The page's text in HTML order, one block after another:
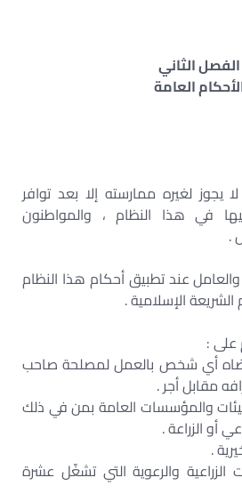
الفصل الثاني
العامة
لغيره ممارسته إلا بعد توافر
في هذا النظام ، والمواطنون
.
عند تطبيق أحكام هذا النظام
الإسلامية .
على :
أي شخص بالعمل لمصلحة صاحب
مقابل أجر .
والمؤسسات العامة بمن في ذلك
أو الزراعة .
والرعوية التي تشغّل عشرة